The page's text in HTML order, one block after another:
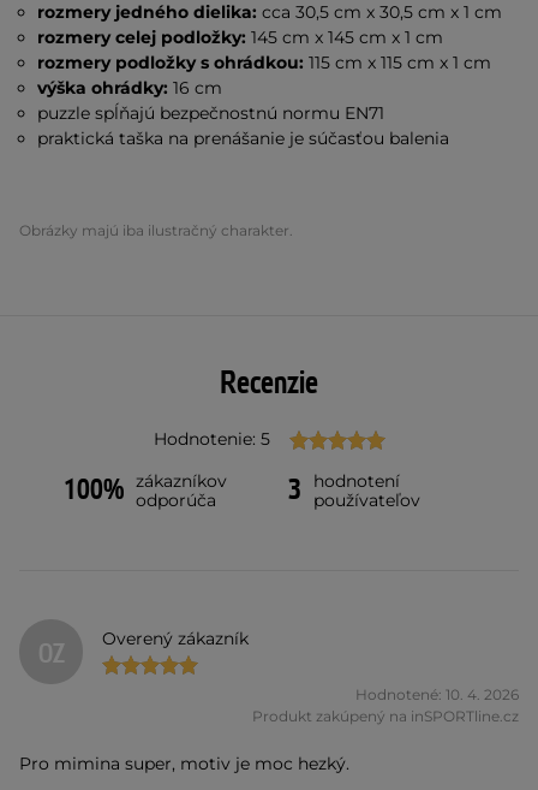
rozmery jedného dielika: cca 30,5 cm x 30,5 cm x 1 cm
rozmery celej podložky: 145 cm x 145 cm x 1 cm
rozmery podložky s ohrádkou: 115 cm x 115 cm x 1 cm
výška ohrádky:16 cm
puzzle spĺňajú bezpečnostnú normu EN71
praktická taška na prenášanie je súčasťou balenia
Obrázky majú iba ilustračný charakter.
Recenzie
Hodnotenie: 5
100% zákazníkov
odporúča
3
hodnotení
používateľov
OZ Overený zákazník
Hodnotené: 10. 4. 2026
Produkt zakúpený na inSPORTline.cz
Pro mimina super, motiv je moc hezký.